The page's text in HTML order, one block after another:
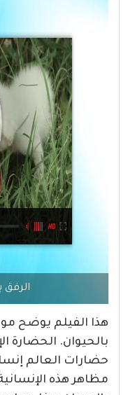
الرفق
هذا الفيلم يوضح
بالحيوان. الحضارة
حضارات العالم
مظاهر هذه